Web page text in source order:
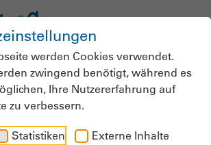
werden Cookies verwendet.
zwingend benötigt, während es
Ihre Nutzererfahrung auf
zu verbessern.
Statistiken Externe Inhalte